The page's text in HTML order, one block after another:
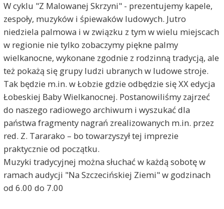
W cyklu "Z Malowanej Skrzyni" - prezentujemy kapele,
zespoły, muzyków i śpiewaków ludowych. Jutro
niedziela palmowa i w związku z tym w wielu miejscach
w regionie nie tylko zobaczymy piękne palmy
wielkanocne, wykonane zgodnie z rodzinną tradycją, ale
też pokażą się grupy ludzi ubranych w ludowe stroje.
Tak będzie m.in. w Łobzie gdzie odbędzie się XX edycja
Łobeskiej Baby Wielkanocnej. Postanowiliśmy zajrzeć
do naszego radiowego archiwum i wyszukać dla
państwa fragmenty nagrań zrealizowanych m.in. przez
red. Z. Tararako – bo towarzyszył tej imprezie
praktycznie od początku.
Muzyki tradycyjnej można słuchać w każdą sobotę w
ramach audycji "Na Szczecińskiej Ziemi" w godzinach
od 6.00 do 7.00